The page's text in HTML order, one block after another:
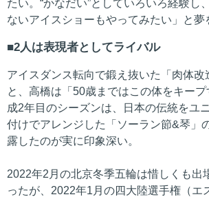
たい。“かなだい”としていろいろ経験し
ないアイスショーもやってみたい」と夢
2人は表現者としてライバル
アイスダンス転向で鍛え抜いた「肉体改
と、高橋は「50歳まではこの体をキー
成2年目のシーズンは、日本の伝統をユ
付けでアレンジした「ソーラン節&琴」
露したのが実に印象深い。
2022年2月の北京冬季五輪は惜しくも出
ったが、2022年1月の四大陸選手権（エ